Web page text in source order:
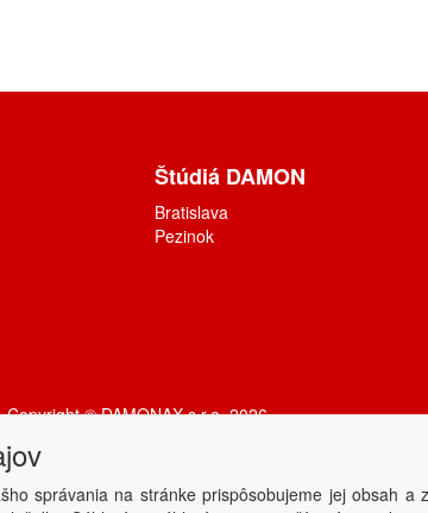
Štúdiá DAMON
Bratislava
Pezinok
Copyright © DAMONAX s.r.o.2026
správania na stránke prispôsobujeme jej obsah a